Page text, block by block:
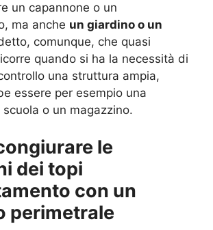
un capannone o un
ma anche un giardino o un
comunque, che quasi
quando si ha la necessità di
una struttura ampia,
essere per esempio una
o un magazzino.
le
dei topi
con un
perimetrale